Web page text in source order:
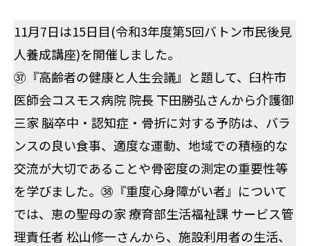
11月7日は15日目(令和3年度第5回バトン市民後見
人養成講座)を開催しました。
㊲『高齢者の健康と人生会議』と題して、臼杵市
医師会コスモス病院 院長 下田勝弘さんから介護御
三家 脳卒中・認知症・骨折に対する予防は、バラ
ンスの良い食事、適度な運動、地域での積極的な
交流が大切であることや骨密度の測定の重要性等
を学びました。㊳『重度心身障がい者』について
では、恵の聖母の家 療育部生活福祉課 サービス管
理責任者 松山修一さんから、施設利用者の生活、